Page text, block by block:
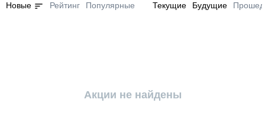
Новые sort Рейтинг Популярные Текущие Будущие
Акции не найдены